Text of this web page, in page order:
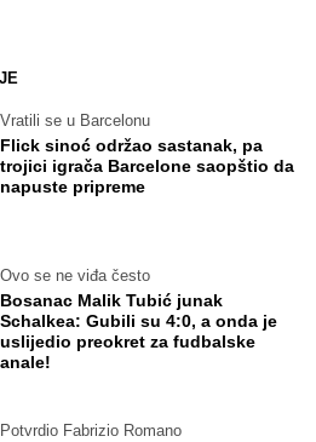
Vratili se u Barcelonu
Flick sinoć održao sastanak, pa
trojici igrača Barcelone saopštio da
napuste pripreme
Ovo se ne viđa često
Bosanac Malik Tubić junak
Schalkea: Gubili su 4:0, a onda je
uslijedio preokret za fudbalske
anale!
Potvrdio Fabrizio Romano